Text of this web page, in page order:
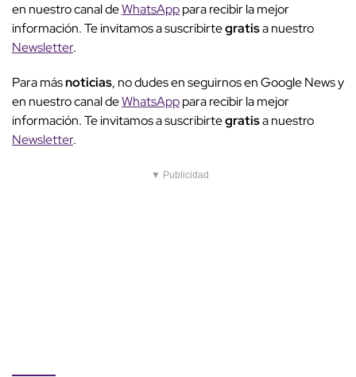
en nuestro canal deWhatsApppara recibir la mejor
información. Te invitamos a suscribirtegratisa nuestro
Newsletter.
Para másnoticias, no dudes en seguirnos en Google News y
en nuestro canal deWhatsApppara recibir la mejor
información. Te invitamos a suscribirtegratisa nuestro
Newsletter.
▼ Publicidad